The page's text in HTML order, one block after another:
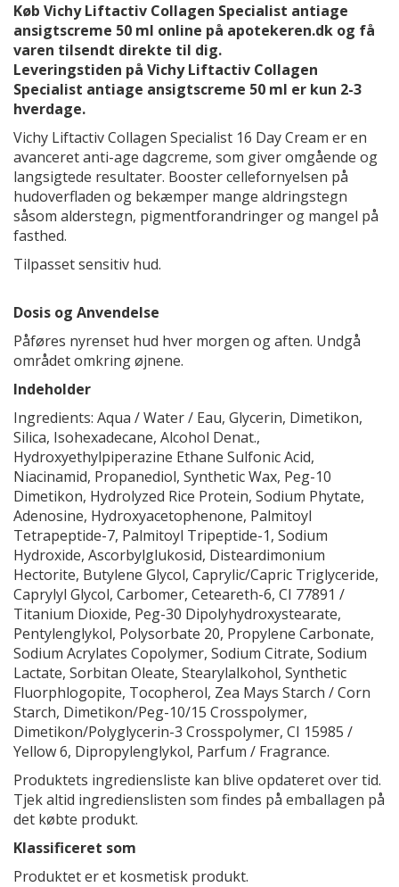
Køb Vichy Liftactiv Collagen Specialist antiage
ansigtscreme 50 ml online på apotekeren.dk og få
varen tilsendt direkte til dig.
Leveringstiden på Vichy Liftactiv Collagen
Specialist antiage ansigtscreme 50 ml er kun 2-3
hverdage.
Vichy Liftactiv Collagen Specialist 16 Day Cream er en
avanceret anti-age dagcreme, som giver omgående og
langsigtede resultater. Booster cellefornyelsen på
hudoverfladen og bekæmper mange aldringstegn
såsom alderstegn, pigmentforandringer og mangel på
fasthed.
Tilpasset sensitiv hud.
Dosis og Anvendelse
Påføres nyrenset hud hver morgen og aften. Undgå
området omkring øjnene.
Indeholder
Ingredients: Aqua / Water / Eau, Glycerin, Dimetikon,
Silica, Isohexadecane, Alcohol Denat.,
Hydroxyethylpiperazine Ethane Sulfonic Acid,
Niacinamid, Propanediol, Synthetic Wax, Peg-10
Dimetikon, Hydrolyzed Rice Protein, Sodium Phytate,
Adenosine, Hydroxyacetophenone, Palmitoyl
Tetrapeptide-7, Palmitoyl Tripeptide-1, Sodium
Hydroxide, Ascorbylglukosid, Disteardimonium
Hectorite, Butylene Glycol, Caprylic/Capric Triglyceride,
Caprylyl Glycol, Carbomer, Ceteareth-6, CI 77891 /
Titanium Dioxide, Peg-30 Dipolyhydroxystearate,
Pentylenglykol, Polysorbate 20, Propylene Carbonate,
Sodium Acrylates Copolymer, Sodium Citrate, Sodium
Lactate, Sorbitan Oleate, Stearylalkohol, Synthetic
Fluorphlogopite, Tocopherol, Zea Mays Starch / Corn
Starch, Dimetikon/Peg-10/15 Crosspolymer,
Dimetikon/Polyglycerin-3 Crosspolymer, CI 15985 /
Yellow 6, Dipropylenglykol, Parfum / Fragrance.
Produktets ingrediensliste kan blive opdateret over tid.
Tjek altid ingredienslisten som findes på emballagen på
det købte produkt.
Klassificeret som
Produktet er et kosmetisk produkt.